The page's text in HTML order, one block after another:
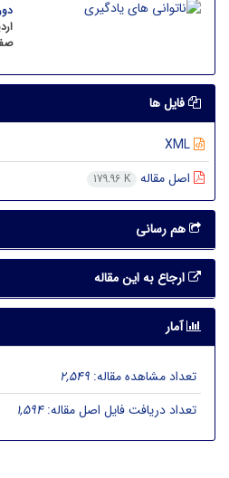
دوره 9، شماره
فایل ها
اصل مقاله 179.96 K
هم رسانی
ارجاع به این مقاله
آمار
تعداد مشاهده مقاله: 2,549
تعداد دریافت فایل اصل مقاله:1,594